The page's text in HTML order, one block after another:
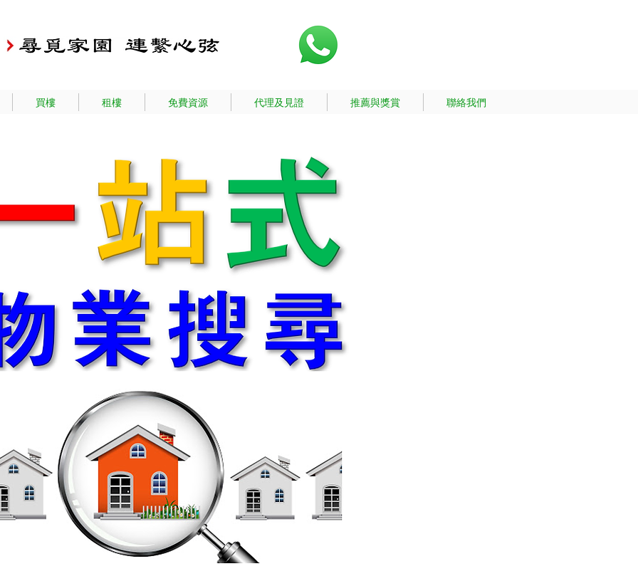
買樓 租樓 免費資源 代理及見證 推薦與獎賞 聯絡我們